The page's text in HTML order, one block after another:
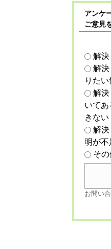
アンケ
ご意見
解
解
りた
解
いて
きない
解
明が
そ
お問い